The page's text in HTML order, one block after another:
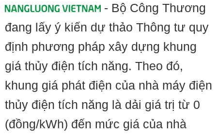
- Bộ Công Thương
đang lấy ý kiến dự thảo Thông tư quy
định phương pháp xây dựng khung
giá thủy điện tích năng. Theo đó,
khung giá phát điện của nhà máy điện
thủy điện tích năng là dải giá trị từ 0
(đồng/kWh) đến mức giá của nhà